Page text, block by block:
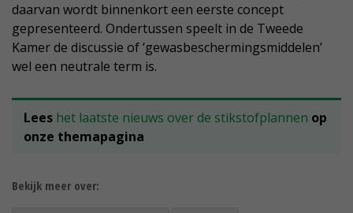
daarvan wordt binnenkort een eerste concept
gepresenteerd. Ondertussen speelt in de Tweede
Kamer de discussie of ‘gewasbeschermingsmiddelen’
wel een neutrale term is.
Lees het laatste nieuws over de stikstofplannen op
onze themapagina
Bekijk meer over: